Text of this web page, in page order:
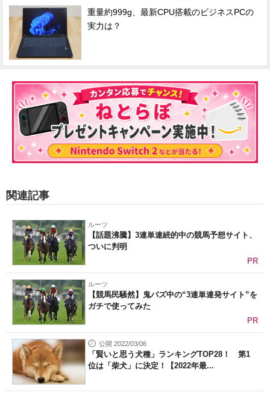
重量約999g、最新CPU搭載のビジネスPCの
実力は？
関連記事
ルーツ
【話題沸騰】3連単連続的中の競馬予想サイト、
ついに判明
PR
ルーツ
【競馬民騒然】鬼バズ中の“3連単連発サイト”を
ガチで使ってみた
PR
公開 2022/03/06
「賢いと思う犬種」ランキングTOP28！ 第1
位は「柴犬」に決定！【2022年最...